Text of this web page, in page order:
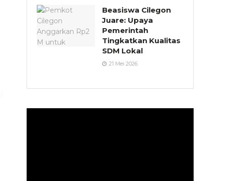
Beasiswa Cilegon
Juare: Upaya
Pemerintah
Tingkatkan Kualitas
SDM Lokal
21 Mei 2026